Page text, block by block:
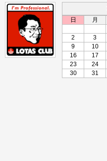
日 月
2
3
9
10
16
17
23
24
30
31